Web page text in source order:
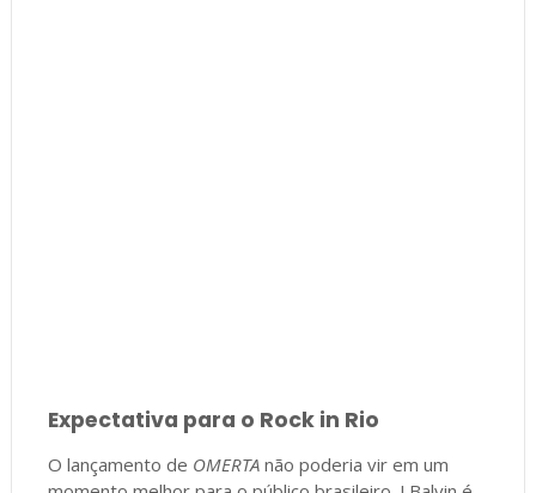
Expectativa para o Rock in Rio
O lançamento de OMERTAnão poderia vir em um